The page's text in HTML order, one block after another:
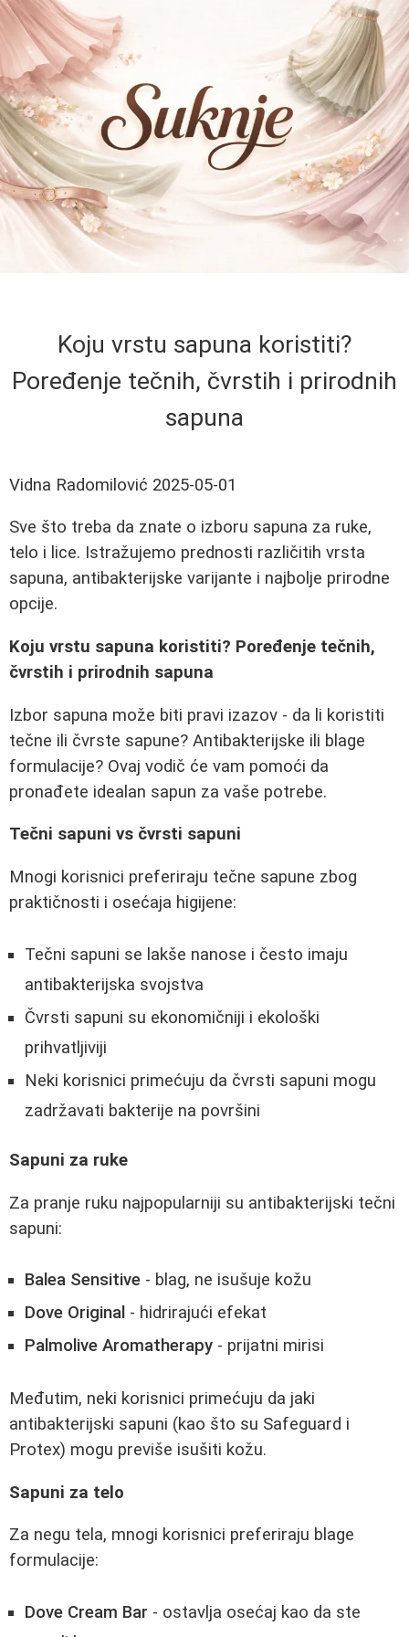
Koju vrstu sapuna koristiti?
Poređenje tečnih, čvrstih i prirodnih
sapuna
Vidna Radomilović 2025-05-01
Sve što treba da znate o izboru sapuna za ruke,
telo i lice. Istražujemo prednosti različitih vrsta
sapuna, antibakterijske varijante i najbolje prirodne
opcije.
Koju vrstu sapuna koristiti? Poređenje tečnih,
čvrstih i prirodnih sapuna
Izbor sapuna može biti pravi izazov - da li koristiti
tečne ili čvrste sapune? Antibakterijske ili blage
formulacije? Ovaj vodič će vam pomoći da
pronađete idealan sapun za vaše potrebe.
Tečni sapuni vs čvrsti sapuni
Mnogi korisnici preferiraju tečne sapune zbog
praktičnosti i osećaja higijene:
Tečni sapuni se lakše nanose i često imaju
antibakterijska svojstva
Čvrsti sapuni su ekonomičniji i ekološki
prihvatljiviji
Neki korisnici primećuju da čvrsti sapuni mogu
zadržavati bakterije na površini
Sapuni za ruke
Za pranje ruku najpopularniji su antibakterijski tečni
sapuni:
Balea Sensitive - blag, ne isušuje kožu
Dove Original - hidrirajući efekat
Palmolive Aromatherapy - prijatni mirisi
Međutim, neki korisnici primećuju da jaki
antibakterijski sapuni (kao što su Safeguard i
Protex) mogu previše isušiti kožu.
Sapuni za telo
Za negu tela, mnogi korisnici preferiraju blage
formulacije:
Dove Cream Bar - ostavlja osećaj kao da ste